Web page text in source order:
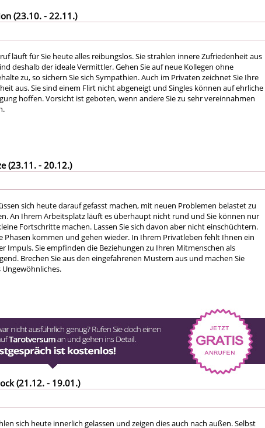
(23.10. - 22.11.)
läuft für Sie heute alles reibungslos. Sie strahlen innere Zufriedenheit aus
deshalb der ideale Vermittler. Gehen Sie auf neue Kollegen ohne
zu, so sichern Sie sich Sympathien. Auch im Privaten zeichnet Sie Ihre
aus. Sie sind einem Flirt nicht abgeneigt und Singles können auf ehrliche
hoffen. Vorsicht ist geboten, wenn andere Sie zu sehr vereinnahmen
(23.11. - 20.12.)
sich heute darauf gefasst machen, mit neuen Problemen belastet zu
An Ihrem Arbeitsplatz läuft es überhaupt nicht rund und Sie können nur
Fortschritte machen. Lassen Sie sich davon aber nicht einschüchtern.
Phasen kommen und gehen wieder. In Ihrem Privatleben fehlt Ihnen ein
Impuls. Sie empfinden die Beziehungen zu Ihren Mitmenschen als
Brechen Sie aus den eingefahrenen Mustern aus und machen Sie
Ungewöhnliches.
(21.12. - 19.01.)
sich heute innerlich gelassen und zeigen dies auch nach außen. Selbst